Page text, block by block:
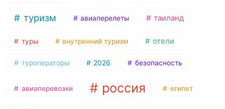
туризм авиаперелеты таиланд
туры внутренний туризм отели
туроператоры 2026 безопасность
авиаперевозки россия египет